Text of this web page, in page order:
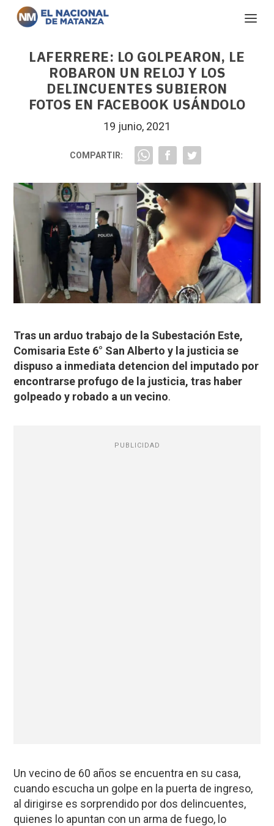
LAFERRERE: LO GOLPEARON, LE
ROBARON UN RELOJ Y LOS
DELINCUENTES SUBIERON
FOTOS EN FACEBOOK USÁNDOLO
19 junio, 2021
COMPARTIR:
Tras un arduo trabajo de la Subestación Este,
Comisaria Este 6° San Alberto y la justicia se
dispuso a inmediata detencion del imputado por
encontrarse profugo de la justicia, tras haber
golpeado y robado a un vecino.
PUBLICIDAD
Un vecino de 60 años se encuentra en su casa,
cuando escucha un golpe en la puerta de ingreso,
al dirigirse es sorprendido por dos delincuentes,
quienes lo apuntan con un arma de fuego, lo